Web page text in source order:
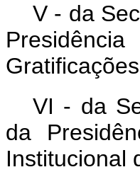
V - da
VI - da
da
Institucional